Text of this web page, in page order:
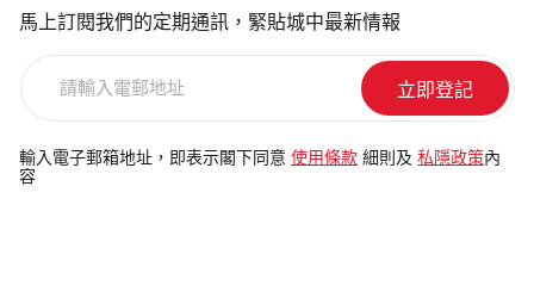
馬上訂閱我們的定期通訊，緊貼城中最新情報
電
郵
輸入電子郵箱地址，即表示閣下同意 使用條款 細則及 私隱政策 內
容